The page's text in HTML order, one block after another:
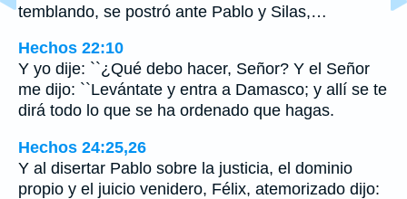
temblando, se postró ante Pablo y Silas,…
Hechos 22:10
Y yo dije: ``¿Qué debo hacer, Señor? Y el Señor
me dijo: ``Levántate y entra a Damasco; y allí se te
dirá todo lo que se ha ordenado que hagas.
Hechos 24:25,26
Y al disertar Pablo sobre la justicia, el dominio
propio y el juicio venidero, Félix, atemorizado dijo: